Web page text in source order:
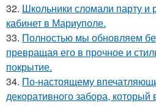
32. Школьники сломали парту и
кабинет в Мариуполе.
33. Полностью мы обновляем
превращая его в прочное и
покрытие.
34. По-настоящему
декоративного забора,